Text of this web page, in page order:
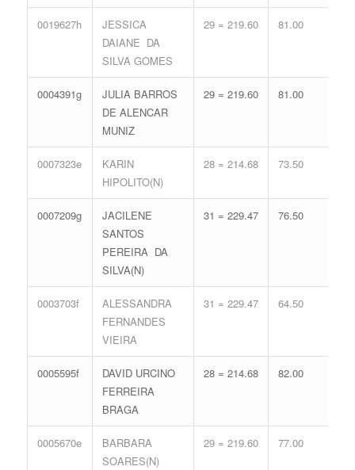
0019627h
JESSICA
DAIANE DA
SILVA GOMES
29 = 219.60 81.00
0004391g
JULIA BARROS
DE ALENCAR
MUNIZ
29 = 219.60 81.00
0007323e
KARIN
HIPOLITO(N)
28 = 214.68 73.50
0007209g
JACILENE
SANTOS
PEREIRA DA
SILVA(N)
31 = 229.47 76.50
0003703f
ALESSANDRA
FERNANDES
VIEIRA
31 = 229.47 64.50
0005595f
DAVID URCINO
FERREIRA
BRAGA
28 = 214.68 82.00
0005670e
BARBARA
SOARES(N)
29 = 219.60 77.00